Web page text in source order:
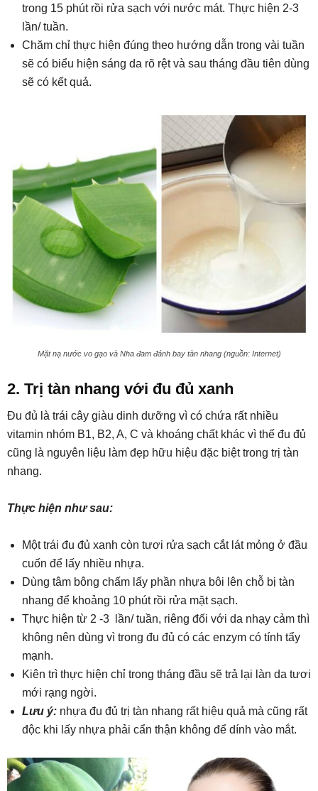
trong 15 phút rồi rửa sạch với nước mát. Thực hiện 2-3
lần/ tuần.
Chăm chỉ thực hiện đúng theo hướng dẫn trong vài tuần
sẽ có biểu hiện sáng da rõ rệt và sau tháng đầu tiên dùng
sẽ có kết quả.
Mặt nạ nước vo gạo và Nha đam đánh bay tàn nhang (nguồn: Internet)
2. Trị tàn nhang với đu đủ xanh
Đu đủ là trái cây giàu dinh dưỡng vì có chứa rất nhiều
vitamin nhóm B1, B2, A, C và khoáng chất khác vì thế đu đủ
cũng là nguyên liệu làm đẹp hữu hiệu đặc biệt trong trị tàn
nhang.
Thực hiện như sau:
Một trái đu đủ xanh còn tươi rửa sạch cắt lát mỏng ở đầu
cuốn để lấy nhiều nhựa.
Dùng tâm bông chấm lấy phần nhựa bôi lên chỗ bị tàn
nhang để khoảng 10 phút rồi rửa mặt sạch.
Thực hiện từ 2 -3 lần/ tuần, riêng đối với da nhạy cảm thì
không nên dùng vì trong đu đủ có các enzym có tính tẩy
mạnh.
Kiên trì thực hiện chỉ trong tháng đầu sẽ trả lại làn da tươi
mới rạng ngời.
Lưu ý: nhựa đu đủ trị tàn nhang rất hiệu quả mà cũng rất
độc khi lấy nhựa phải cẩn thận không để dính vào mắt.